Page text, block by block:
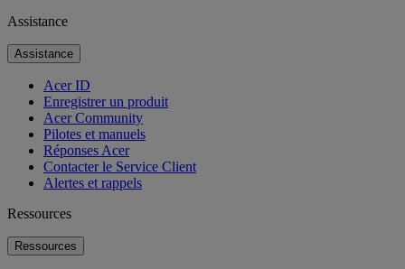
Assistance
Assistance
Acer ID
Enregistrer un produit
Acer Community
Pilotes et manuels
Réponses Acer
Contacter le Service Client
Alertes et rappels
Ressources
Ressources